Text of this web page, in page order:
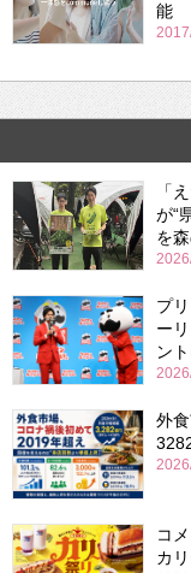
能
「
が“
を
プ
ー
ン
外
コ
カ